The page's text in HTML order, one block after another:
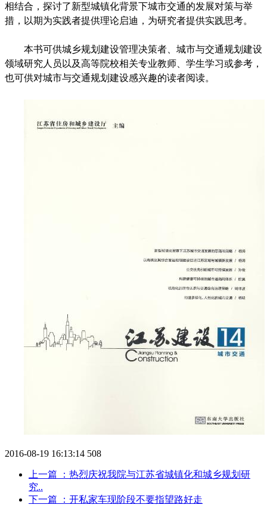
相结合，探讨了新型城镇化背景下城市交通的发展对策与举
措，以期为实践者提供理论启迪，为研究者提供实践思考。
本书可供城乡规划建设管理决策者、城市与交通规划建设
领域研究人员以及高等院校相关专业教师、学生学习或参考，
也可供对城市与交通规划建设感兴趣的读者阅读。
2016-08-19 16:13:14 508
上一篇
：热烈庆祝我院与江苏省城镇化和城乡规划研
究..
下一篇
：开私家车现阶段不要指望路好走